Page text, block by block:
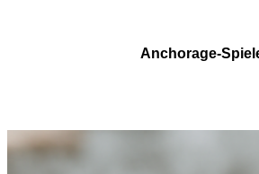
Anchorage-